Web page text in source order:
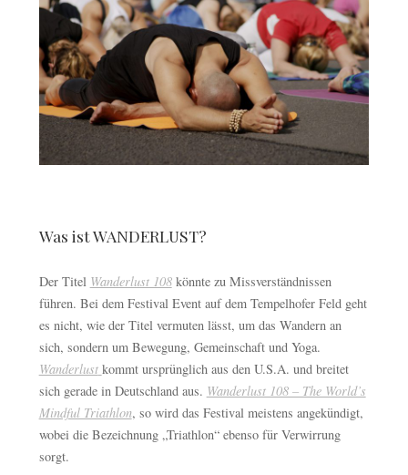
Was ist WANDERLUST?
Der Titel Wanderlust 108könnte zu Missverständnissen
führen. Bei dem Festival Event auf dem Tempelhofer Feld geht
es nicht, wie der Titel vermuten lässt, um das Wandern an
sich, sondern um Bewegung, Gemeinschaft und Yoga.
Wanderlust kommt ursprünglich aus den U.S.A. und breitet
sich gerade in Deutschland aus. Wanderlust 108 – The World’s
Mindful Triathlon, so wird das Festival meistens angekündigt,
wobei die Bezeichnung „Triathlon“ ebenso für Verwirrung
sorgt.